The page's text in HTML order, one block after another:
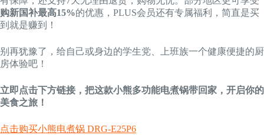
购新国补最高15%的优惠，PLUS会员还有专属福利，简直是买
到就是赚到！
别再犹豫了，给自己或身边的学生党、上班族一个健康便捷的厨
房体验吧！
立即点击下方链接，把这款小熊多功能电煮锅带回家，开启你的
美食之旅！
点击购买小熊电煮锅 DRG-E25P6